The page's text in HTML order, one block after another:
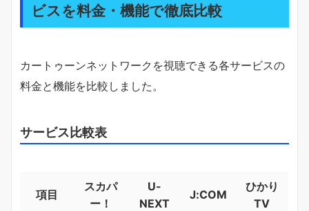
ビスを料金・機能で徹底比較
カートゥーンネットワークを視聴できる各サービスの
料金と機能を比較しました。
サービス比較表
項目
スカパ
ー！
U-
NEXT
J:COM
ひかり
TV